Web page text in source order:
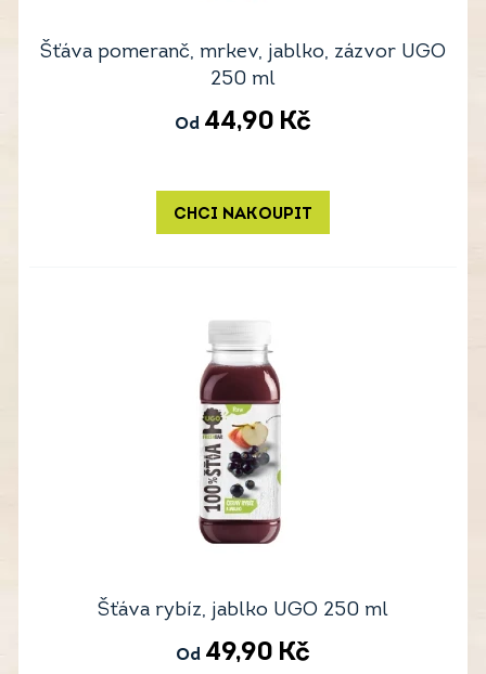
Šťáva pomeranč, mrkev, jablko, zázvor UGO
250 ml
Od 44,90 Kč
CHCI NAKOUPIT
Šťáva rybíz, jablko UGO 250 ml
Od 49,90 Kč